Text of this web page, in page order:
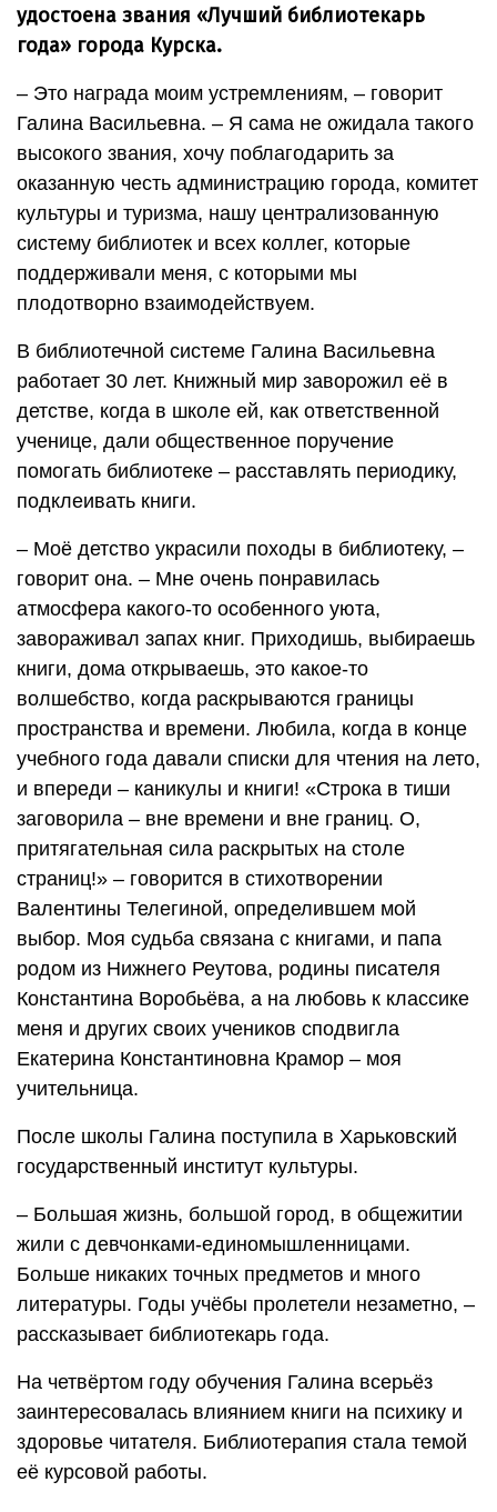
удостоена звания «Лучший библиотекарь
года» города Курска.
– Это награда моим устремлениям, – говорит
Галина Васильевна. – Я сама не ожидала такого
высокого звания, хочу поблагодарить за
оказанную честь администрацию города, комитет
культуры и туризма, нашу централизованную
систему библиотек и всех коллег, которые
поддерживали меня, с которыми мы
плодотворно взаимодействуем.
В библиотечной системе Галина Васильевна
работает 30 лет. Книжный мир заворожил её в
детстве, когда в школе ей, как ответственной
ученице, дали общественное поручение
помогать библиотеке – расставлять периодику,
подклеивать книги.
– Моё детство украсили походы в библиотеку, –
говорит она. – Мне очень понравилась
атмосфера какого-то особенного уюта,
завораживал запах книг. Приходишь, выбираешь
книги, дома открываешь, это какое-то
волшебство, когда раскрываются границы
пространства и времени. Любила, когда в конце
учебного года давали списки для чтения на лето,
и впереди – каникулы и книги! «Строка в тиши
заговорила – вне времени и вне границ. О,
притягательная сила раскрытых на столе
страниц!» – говорится в стихотворении
Валентины Телегиной, определившем мой
выбор. Моя судьба связана с книгами, и папа
родом из Нижнего Реутова, родины писателя
Константина Воробьёва, а на любовь к классике
меня и других своих учеников сподвигла
Екатерина Константиновна Крамор – моя
учительница.
После школы Галина поступила в Харьковский
государственный институт культуры.
– Большая жизнь, большой город, в общежитии
жили с девчонками-единомышленницами.
Больше никаких точных предметов и много
литературы. Годы учёбы пролетели незаметно, –
рассказывает библиотекарь года.
На четвёртом году обучения Галина всерьёз
заинтересовалась влиянием книги на психику и
здоровье читателя. Библиотерапия стала темой
её курсовой работы.